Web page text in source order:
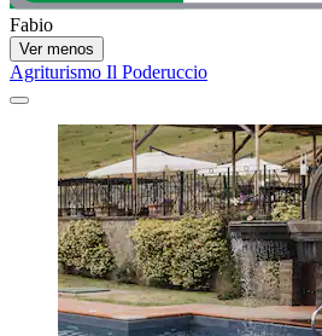
Fabio
Ver menos
Agriturismo Il Poderuccio